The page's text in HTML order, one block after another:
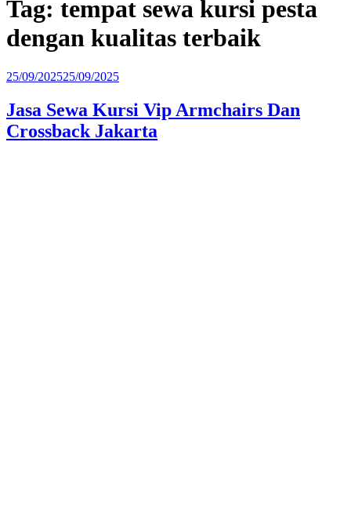
Tag: tempat sewa kursi pesta
dengan kualitas terbaik
Diposkan
25/09/202525/09/2025
Jasa Sewa Kursi Vip Armchairs Dan
Crossback Jakarta